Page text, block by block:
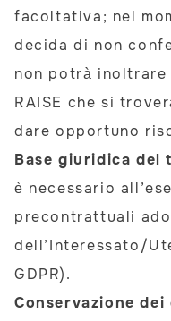
facoltativa; nel
decida di non
non potrà
RAISE che si
dare opportuno
Base giuridica del
è necessario
precontrattuali
dell’Interessato/
GDPR).
Conservazione dei